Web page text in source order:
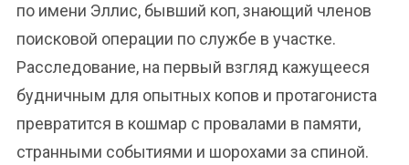
по имени Эллис, бывший коп, знающий членов
поисковой операции по службе в участке.
Расследование, на первый взгляд кажущееся
будничным для опытных копов и протагониста
превратится в кошмар с провалами в памяти,
странными событиями и шорохами за спиной.